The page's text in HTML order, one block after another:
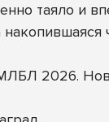
таяло и
МЛБЛ 2026.